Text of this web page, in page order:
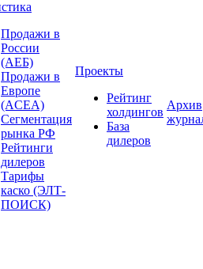
Продажи в
России
(АЕБ)
Продажи в
Европе
(ACEA)
Сегментация
рынка РФ
Рейтинги
дилеров
Тарифы
каско (ЭЛТ-
ПОИСК)
Проекты
Рейтинг
холдингов
База
дилеров
Архив